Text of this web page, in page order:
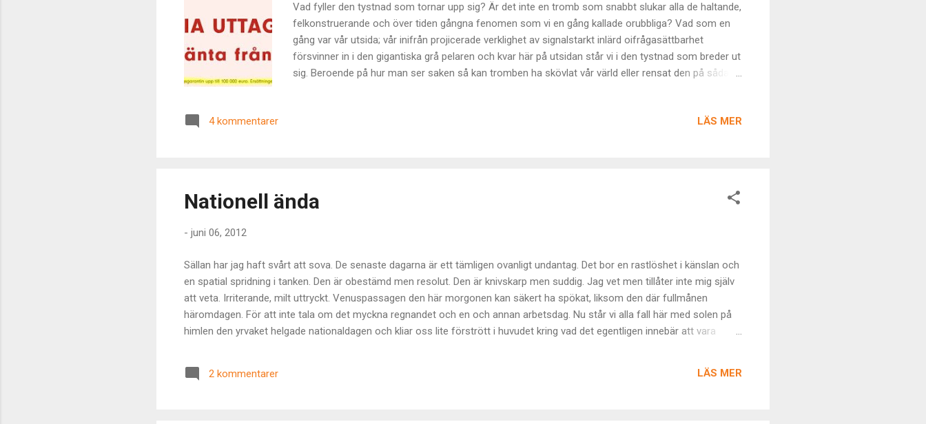
Vad fyller den tystnad som tornar upp sig? Är det inte en tromb som snabbt slukar alla de haltande,
felkonstruerande och över tiden gångna fenomen som vi en gång kallade orubbliga? Vad som en
gång var vår utsida; vår inifrån projicerade verklighet av signalstarkt inlärd oifrågasättbarhet
försvinner in i den gigantiska grå pelaren och kvar här på utsidan står vi i den tystnad som breder ut
sig. Beroende på hur man ser saken så kan tromben ha skövlat vår värld eller rensat den på sådant
testas vår tro och övertygelse till det yttersta. Om vi är rädda at förlora det konstruerade vi
4 kommentarer LÄS MER
Nationell ända
- juni 06, 2012
Sällan har jag haft svårt att sova. De senaste dagarna är ett tämligen ovanligt undantag. Det bor en rastlöshet i känslan och
en spatial spridning i tanken. Den är obestämd men resolut. Den är knivskarp men suddig. Jag vet men tillåter inte mig själv
att veta. Irriterande, milt uttryckt. Venuspassagen den här morgonen kan säkert ha spökat, liksom den där fullmånen
häromdagen. För att inte tala om det myckna regnandet och en och annan arbetsdag. Nu står vi alla fall här med solen på
himlen den yrvaket helgade nationaldagen och kliar oss lite förstrött i huvudet kring vad det egentligen innebär att vara
de har? (Calleman.com - ”Focus on the Sun”). Glöm det där med nationaldagsfirande, fira dig själv istället. Fira din
2 kommentarer LÄS MER